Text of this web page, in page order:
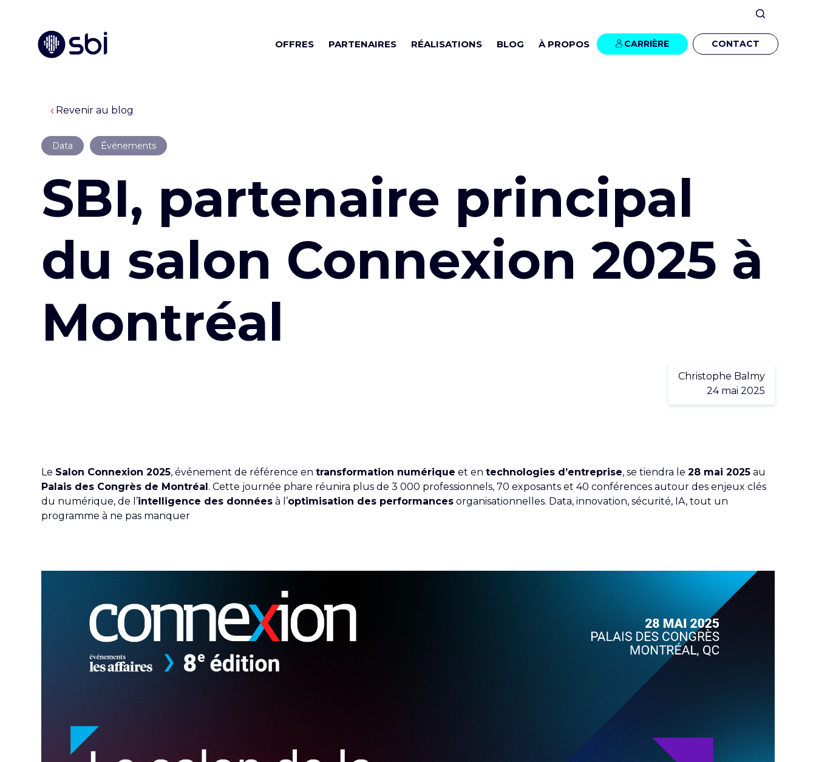
OFFRES PARTENAIRES RÉALISATIONS BLOG À PROPOS CARRIÈRE CONTACT
Revenir au blog
Data Événements
SBI, partenaire principal
du salon Connexion 2025 à
Montréal
Christophe Balmy
24 mai 2025
Le Salon Connexion 2025, événement de référence en transformation numérique et en technologies d’entreprise, se tiendra le 28 mai 2025 au
Palais des Congrès de Montréal. Cette journée phare réunira plus de 3 000 professionnels, 70 exposants et 40 conférences autour des enjeux clés
du numérique, de l’intelligence des données à l’optimisation des performances organisationnelles. Data, innovation, sécurité, IA, tout un
programme à ne pas manquer